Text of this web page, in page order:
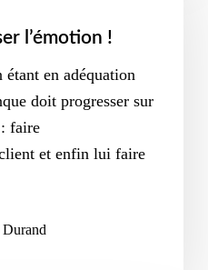
l’émotion !
en adéquation
doit progresser sur
faire
et enfin lui faire